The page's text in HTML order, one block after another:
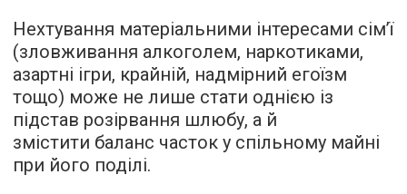
Нехтування матеріальними інтересами сім’ї
(зловживання алкоголем, наркотиками,
азартні ігри, крайній, надмірний егоїзм
тощо) може не лише стати однією із
підстав розірвання шлюбу, а й
змістити баланс часток у спільному майні
при його поділі.